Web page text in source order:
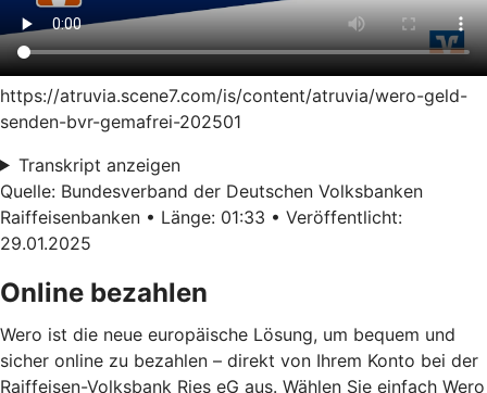
https://atruvia.scene7.com/is/content/atruvia/wero-geld-
senden-bvr-gemafrei-202501
Transkript anzeigen
Quelle: Bundesverband der Deutschen Volksbanken
Raiffeisenbanken • Länge: 01:33 • Veröffentlicht:
29.01.2025
Online bezahlen
Wero ist die neue europäische Lösung, um bequem und
sicher online zu bezahlen – direkt von Ihrem Konto bei der
Raiffeisen-Volksbank Ries eG aus. Wählen Sie einfach Wero